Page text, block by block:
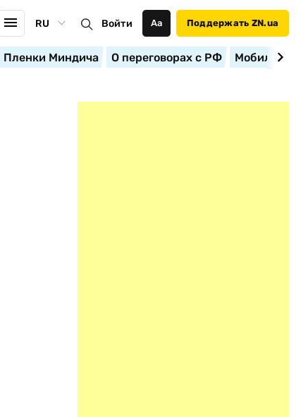
RU Войти Аа Поддержать ZN.ua
Пленки Миндича О переговорах с РФ